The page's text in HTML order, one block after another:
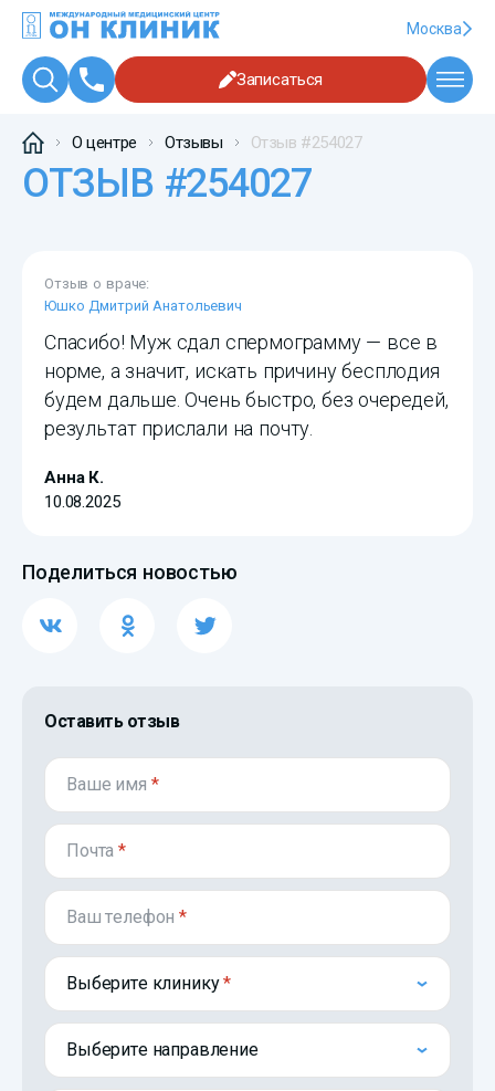
Москва
Записаться
О центре Отзывы Отзыв #254027
ОТЗЫВ #254027
Отзыв о враче:
Юшко Дмитрий Анатольевич
Спасибо! Муж сдал спермограмму — все в
норме, а значит, искать причину бесплодия
будем дальше. Очень быстро, без очередей,
результат прислали на почту.
Анна К.
10.08.2025
Поделиться новостью
Оставить отзыв
Ваше имя *
Почта*
Ваш телефон*
Выберите клинику
Выберите направление